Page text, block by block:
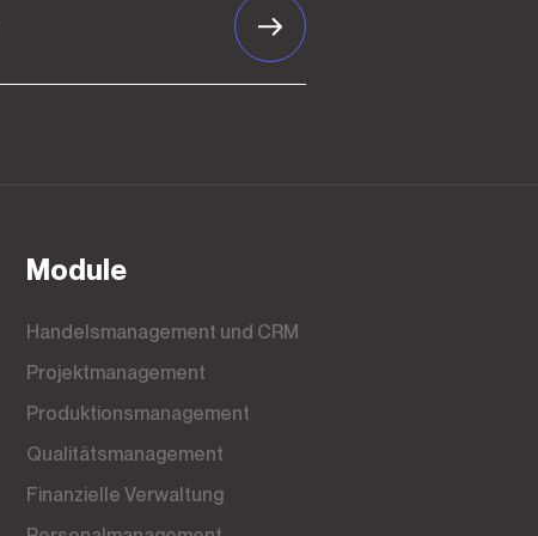
Module
Handelsmanagement und CRM
Projektmanagement
Produktionsmanagement
Qualitätsmanagement
Finanzielle Verwaltung